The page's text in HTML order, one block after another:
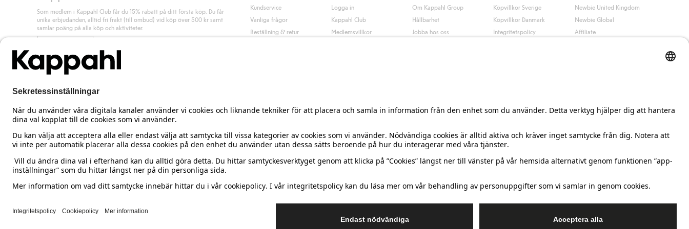
Som medlem i Kappahl Club får du 15% rabatt på ditt första köp. Du får
unika erbjudanden, alltid fri frakt (till ombud) vid köp över 500 kr samt
samlar poäng på alla köp och aktiviteter.
Kundservice
Vanliga frågor
Beställning & retur
Logga in
Kappahl Club
Medlemsvillkor
Om Kappahl Group
Hållbarhet
Jobba hos oss
Köpvillkor Sverige
Köpvillkor Danmark
Integritetspolicy
Newbie United Kingdom
Newbie Global
Affiliate
Sweden Ändra land
Cookies